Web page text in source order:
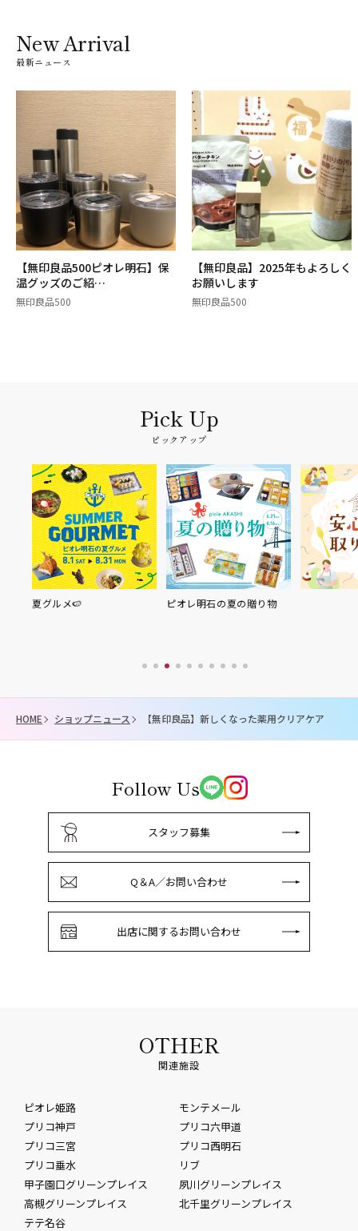
New Arrival
最新ニュース
【無印良品500ピオレ明石】保
温グッズのご紹…
無印良品500
【無印良品】2025年もよろしく
お願いします
無印良品500
ピックアップ
夏グルメ🍉 ピオレ明石の夏の贈り物
HOME ショップニュース 【無印良品】新しくなった薬用クリアケア
Follow Us
スタッフ募集
Q＆A／お問い合わせ
出店に関するお問い合わせ
OTHER
関連施設
ピオレ姫路
モンテメール
プリコ神戸
プリコ六甲道
プリコ三宮
プリコ西明石
プリコ垂水
リブ
甲子園口グリーンプレイス
夙川グリーンプレイス
高槻グリーンプレイス
北千里グリーンプレイス
テテ名谷